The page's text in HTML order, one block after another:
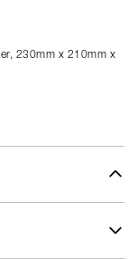
230mm x 210mm x